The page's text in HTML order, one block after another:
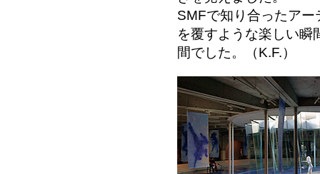
SMFで知り合ったア
を覆すような楽しい瞬
間でした。（K.F.）